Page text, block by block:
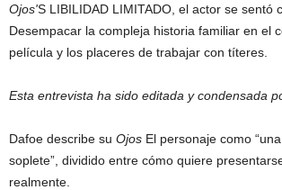
Ojos'S LIBILIDAD LIMITADO, el actor se sentó
Desempacar la compleja historia familiar en el
película y los placeres de trabajar con títeres.
Esta entrevista ha sido editada y condensada
Dafoe describe su Ojos El personaje como
soplete”, dividido entre cómo quiere
realmente.